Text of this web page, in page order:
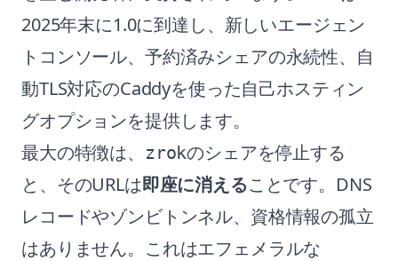
2025年末に1.0に到達し、新しいエージェン
トコンソール、予約済みシェアの永続性、自
動TLS対応のCaddyを使った自己ホスティン
グオプションを提供します。
最大の特徴は、
zrokのシェアを停止する
と、そのURLは即座に消えることです。DNS
レコードやゾンビトンネル、資格情報の孤立
はありません。これはエフェメラルな